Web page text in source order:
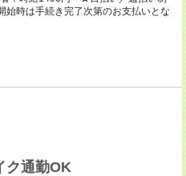
時は手続き完了次第のお支払いとな
ク通勤OK